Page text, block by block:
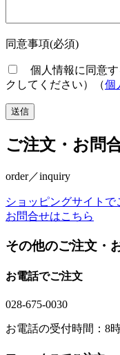
同意事項(必須)
個人情報に同意す
クしてください）（個
ご注文・お問
order／inquiry
ショッピングサイトで
お問合せはこちら
その他のご注文・
お電話でご注文
028-675-0030
お電話の受付時間：8